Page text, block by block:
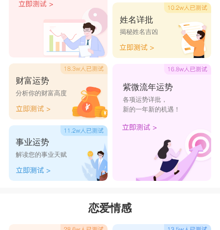
财富运势
分析你的财富高度
事业运势
解读您的事业天赋
姓名详批
揭秘姓名吉凶
紫微流年运势
各项运势详批，
新的一年新的机遇！
恋爱情感